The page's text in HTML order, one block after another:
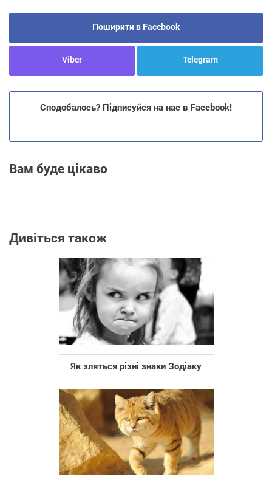
Поширити в Facebook
Viber Telegram
Сподобалось? Підписуйся на нас в Facebook!
Вам буде цікаво
Дивіться також
Як зляться різні знаки Зодіаку